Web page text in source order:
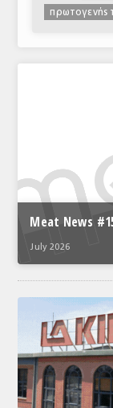
πρωτογενής
Meat News
July 2026